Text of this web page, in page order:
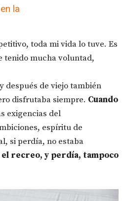
la
toda mi vida lo tuve. Es
tenido mucha voluntad,
después de viejo también
disfrutaba siempre. Cuando
exigencias del
espíritu de
si perdía, no estaba
el recreo, y perdía, tampoco